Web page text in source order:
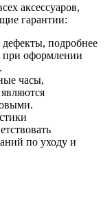
аксессуаров,
гарантии:
подробнее
при оформлении
часы,
по уходу и